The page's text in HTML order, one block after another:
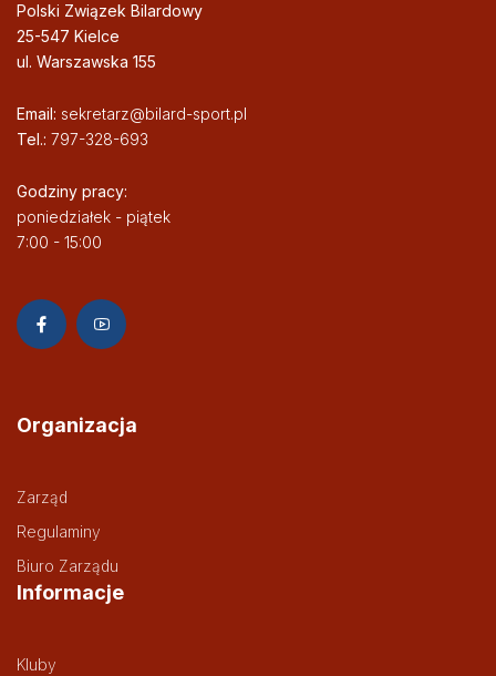
Polski Związek Bilardowy
25-547 Kielce
ul. Warszawska 155
Email: sekretarz@bilard-sport.pl
Tel.: 797-328-693
Godziny pracy:
poniedziałek - piątek
7:00 - 15:00
Organizacja
Zarząd
Regulaminy
Biuro Zarządu
Informacje
Kluby